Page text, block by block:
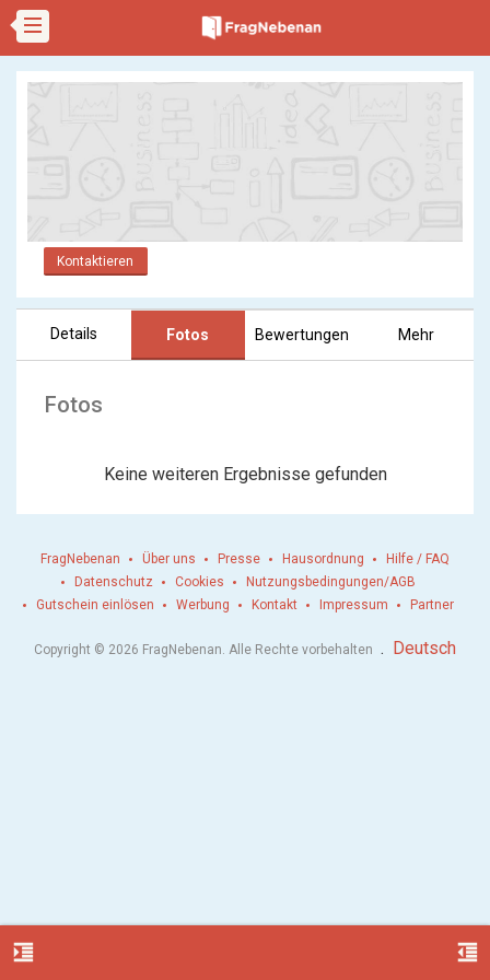
Kontaktieren
Details Fotos Bewertungen Mehr
Fotos
Keine weiteren Ergebnisse gefunden
format_indent_increase format_indent_decrease
FragNebenan Über uns Presse Hausordnung
Hilfe / FAQ
Datenschutz
Cookies
Nutzungsbedingungen/AGB
Gutschein einlösen
Werbung Kontakt Impressum Partner
Copyright © 2026 FragNebenan. Alle Rechte vorbehalten . Deutsch